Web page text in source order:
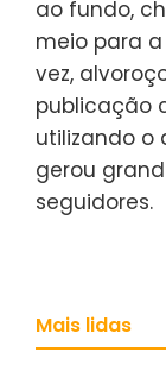
ao fundo,
meio para
vez,
publicação
utilizando o
gerou
seguidores.
Mais lidas